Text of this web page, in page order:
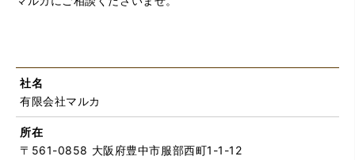
社名
有限会社マルカ
所在
〒561-0858 大阪府豊中市服部西町1-1-12